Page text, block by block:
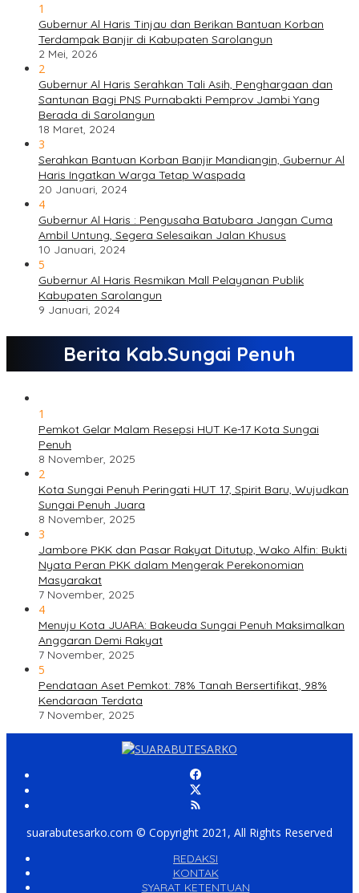
1
Gubernur Al Haris Tinjau dan Berikan Bantuan Korban
Terdampak Banjir di Kabupaten Sarolangun
2 Mei, 2026
2
Gubernur Al Haris Serahkan Tali Asih, Penghargaan dan
Santunan Bagi PNS Purnabakti Pemprov Jambi Yang
Berada di Sarolangun
18 Maret, 2024
3
Serahkan Bantuan Korban Banjir Mandiangin, Gubernur Al
Haris Ingatkan Warga Tetap Waspada
20 Januari, 2024
4
Gubernur Al Haris : Pengusaha Batubara Jangan Cuma
Ambil Untung, Segera Selesaikan Jalan Khusus
10 Januari, 2024
5
Gubernur Al Haris Resmikan Mall Pelayanan Publik
Kabupaten Sarolangun
9 Januari, 2024
Berita Kab.Sungai Penuh
1
Pemkot Gelar Malam Resepsi HUT Ke-17 Kota Sungai
Penuh
8 November, 2025
2
Kota Sungai Penuh Peringati HUT 17, Spirit Baru, Wujudkan
Sungai Penuh Juara
8 November, 2025
3
Jambore PKK dan Pasar Rakyat Ditutup, Wako Alfin: Bukti
Nyata Peran PKK dalam Mengerak Perekonomian
Masyarakat
7 November, 2025
4
Menuju Kota JUARA: Bakeuda Sungai Penuh Maksimalkan
Anggaran Demi Rakyat
7 November, 2025
5
Pendataan Aset Pemkot: 78% Tanah Bersertifikat, 98%
Kendaraan Terdata
7 November, 2025
suarabutesarko.com © Copyright 2021, All Rights Reserved
REDAKSI
KONTAK
SYARAT KETENTUAN